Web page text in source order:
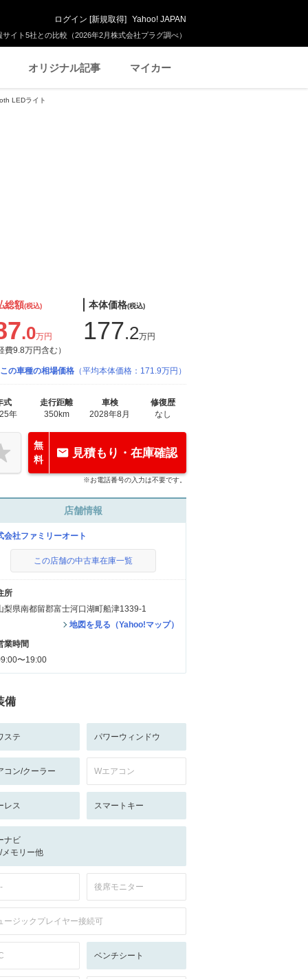
イト5社との比較（2026年2月株式会社プラグ調べ）
ログイン [新規取得] Yahoo! JAPAN
オリジナル記事 マイカー
LEDライト
総額(税込)
.0万円
費9.8万円含む）
本体価格(税込)
177.2万円
この車種の相場価格 （平均本体価格：171.9万円）
式
年
走行距離
350km
車検
2028年8月
修復歴
なし
無
料
見積もり・在庫確認
※お電話番号の入力は不要です。
店舗情報
会社ファミリーオート
この店舗の中古車在庫一覧
所
梨県南都留郡富士河口湖町船津1339-1
地図を見る（Yahoo!マップ）
業時間
〜19:00
備
ステ パワーウィンドウ
コン/クーラー Wエアコン
レス スマートキー
ナビ
メモリー他
後席モニター
ージックプレイヤー接続可
ベンチシート